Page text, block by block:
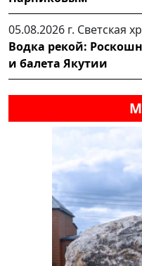
05.08.2026 г. Светская
Водка рекой:
и балета Якутии